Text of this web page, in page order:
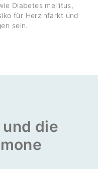
Diabetes mellitus,
für Herz­in­farkt und
sein.
die